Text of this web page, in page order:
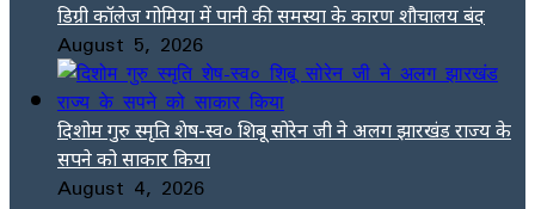
डिग्री कॉलेज गोमिया में पानी की समस्या के कारण शौचालय बंद
August 5, 2026
दिशोम गुरु स्मृति शेष-स्व० शिबू सोरेन जी ने अलग झारखंड राज्य के
सपने को साकार किया
August 4, 2026